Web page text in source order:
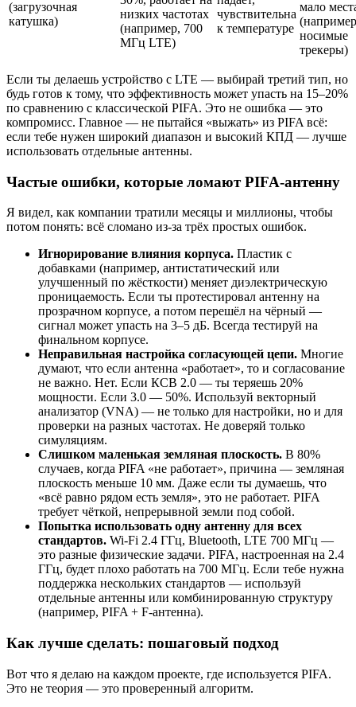
(загрузочная
катушка)
низких частотах
(например, 700
МГц LTE)
чувствительна
к температуре
мало
носимые
трекеры)
Если ты делаешь устройство с LTE — выбирай третий тип, но
будь готов к тому, что эффективность может упасть на 15–20%
по сравнению с классической PIFA. Это не ошибка — это
компромисс. Главное — не пытайся «выжать» из PIFA всё:
если тебе нужен широкий диапазон и высокий КПД — лучше
использовать отдельные антенны.
Частые ошибки, которые ломают PIFA-антенну
Я видел, как компании тратили месяцы и миллионы, чтобы
потом понять: всё сломано из-за трёх простых ошибок.
Игнорирование влияния корпуса. Пластик с
добавками (например, антистатический или
улучшенный по жёсткости) меняет диэлектрическую
проницаемость. Если ты протестировал антенну на
прозрачном корпусе, а потом перешёл на чёрный —
сигнал может упасть на 3–5 дБ. Всегда тестируй на
финальном корпусе.
Неправильная настройка согласующей цепи. Многие
думают, что если антенна «работает», то и согласование
не важно. Нет. Если КСВ 2.0 — ты теряешь 20%
мощности. Если 3.0 — 50%. Используй векторный
анализатор (VNA) — не только для настройки, но и для
проверки на разных частотах. Не доверяй только
симуляциям.
Слишком маленькая земляная плоскость. В 80%
случаев, когда PIFA «не работает», причина — земляная
плоскость меньше 10 мм. Даже если ты думаешь, что
«всё равно рядом есть земля», это не работает. PIFA
требует чёткой, непрерывной земли под собой.
Попытка использовать одну антенну для всех
стандартов. Wi-Fi 2.4 ГГц, Bluetooth, LTE 700 МГц —
это разные физические задачи. PIFA, настроенная на 2.4
ГГц, будет плохо работать на 700 МГц. Если тебе нужна
поддержка нескольких стандартов — используй
отдельные антенны или комбинированную структуру
(например, PIFA + F-антенна).
Как лучше сделать: пошаговый подход
Вот что я делаю на каждом проекте, где используется PIFA.
Это не теория — это проверенный алгоритм.